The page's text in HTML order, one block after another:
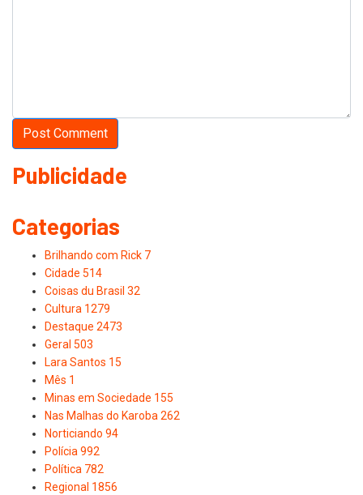
Publicidade
Categorias
Brilhando com Rick 7
Cidade 514
Coisas du Brasil 32
Cultura 1279
Destaque 2473
Geral 503
Lara Santos 15
Mês 1
Minas em Sociedade 155
Nas Malhas do Karoba 262
Norticiando 94
Polícia 992
Política 782
Regional 1856